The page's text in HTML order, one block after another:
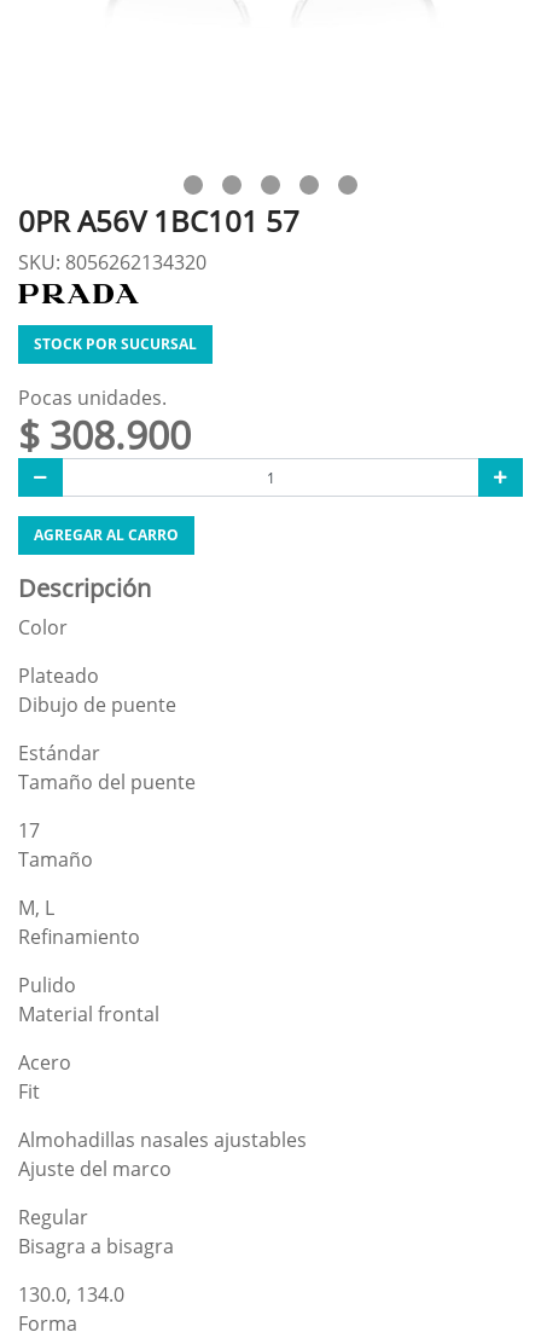
0PR A56V 1BC101 57
SKU: 8056262134320
STOCK POR SUCURSAL
Pocas unidades.
$ 308.900
AGREGAR AL CARRO
Descripción
Color
Plateado
Dibujo de puente
Estándar
Tamaño del puente
17
Tamaño
M, L
Refinamiento
Pulido
Material frontal
Acero
Fit
Almohadillas nasales ajustables
Ajuste del marco
Regular
Bisagra a bisagra
130.0, 134.0
Forma